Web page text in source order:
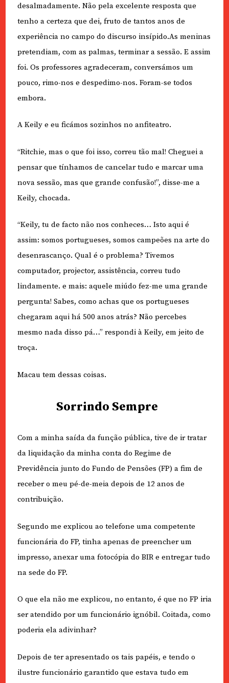
desalmadamente. Não pela excelente resposta que
tenho a certeza que dei, fruto de tantos anos de
experiência no campo do discurso insípido.As meninas
pretendiam, com as palmas, terminar a sessão. E assim
foi. Os professores agradeceram, conversámos um
pouco, rimo-nos e despedimo-nos. Foram-se todos
embora.
A Keily e eu ficámos sozinhos no anfiteatro.
“Ritchie, mas o que foi isso, correu tão mal! Cheguei a
pensar que tínhamos de cancelar tudo e marcar uma
nova sessão, mas que grande confusão!”, disse-me a
Keily, chocada.
“Keily, tu de facto não nos conheces… Isto aqui é
assim: somos portugueses, somos campeões na arte do
desenrascanço. Qual é o problema? Tivemos
computador, projector, assistência, correu tudo
lindamente. e mais: aquele miúdo fez-me uma grande
pergunta! Sabes, como achas que os portugueses
chegaram aqui há 500 anos atrás? Não percebes
mesmo nada disso pá…” respondi à Keily, em jeito de
troça.
Macau tem dessas coisas.
Sorrindo Sempre
Com a minha saída da função pública, tive de ir tratar
da liquidação da minha conta do Regime de
Previdência junto do Fundo de Pensões (FP) a fim de
receber o meu pé-de-meia depois de 12 anos de
contribuição.
Segundo me explicou ao telefone uma competente
funcionária do FP, tinha apenas de preencher um
impresso, anexar uma fotocópia do BIR e entregar tudo
na sede do FP.
O que ela não me explicou, no entanto, é que no FP iria
ser atendido por um funcionário ignóbil. Coitada, como
poderia ela adivinhar?
Depois de ter apresentado os tais papéis, e tendo o
ilustre funcionário garantido que estava tudo em